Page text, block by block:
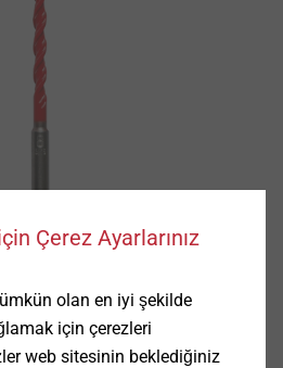
Çerez Ayarlarınız
olan en iyi şekilde
için çerezleri
web sitesinin beklediğiniz